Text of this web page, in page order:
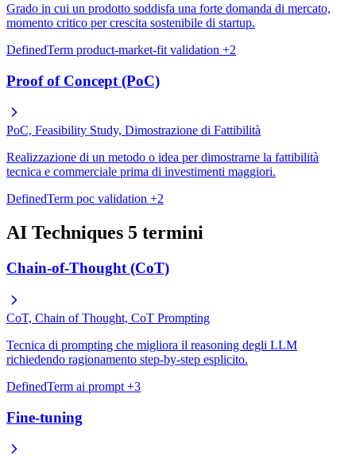
Grado in cui un prodotto soddisfa una forte domanda di mercato,
momento critico per crescita sostenibile di startup.
DefinedTerm product-market-fit validation +2
Proof of Concept (PoC)
PoC, Feasibility Study, Dimostrazione di Fattibilità
Realizzazione di un metodo o idea per dimostrarne la fattibilità
tecnica e commerciale prima di investimenti maggiori.
DefinedTerm poc validation +2
AI Techniques 5 termini
Chain-of-Thought (CoT)
CoT, Chain of Thought, CoT Prompting
Tecnica di prompting che migliora il reasoning degli LLM
richiedendo ragionamento step-by-step esplicito.
DefinedTerm ai prompt +3
Fine-tuning